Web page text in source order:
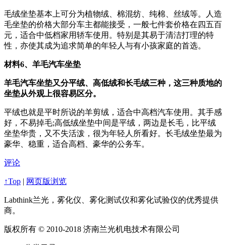
毛绒坐垫基本上可分为植物绒、棉混纺、纯棉、丝绒等。人造
毛坐垫的价格大部分车主都能接受，一般七件套价格在四五百
元，适合中低档家用轿车使用。特别是其易于清洁打理的特
性，亦使其成为追求简单的年轻人与有小孩家庭的首选。
材料6、羊毛汽车坐垫
羊毛汽车坐垫又分平绒、高低绒和长毛绒三种，这三种质地的
坐垫从外观上很容易区分。
平绒也就是平时所说的羊剪绒，适合中高档汽车使用。其手感
好，不易掉毛;高低绒坐垫中间是平绒，两边是长毛，比平绒
坐垫华贵，又不失活泼，很为年轻人所看好。长毛绒坐垫最为
豪华、稳重，适合高档、豪华的公务车。
评论
↑Top | 网页版浏览
Labthink兰光，雾化仪、雾化测试仪和雾化试验仪的优秀提供
商。
版权所有 © 2010-2018 济南兰光机电技术有限公司